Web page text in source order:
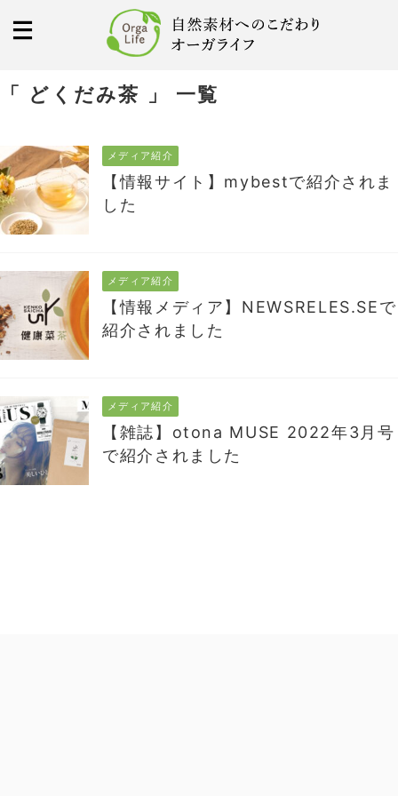
「 どくだみ茶 」 一覧
メディア紹介
【情報サイト】mybestで紹介されま
した
メディア紹介
【情報メディア】NEWSRELES.SEで
紹介されました
メディア紹介
【雑誌】otona MUSE 2022年3月号
で紹介されました